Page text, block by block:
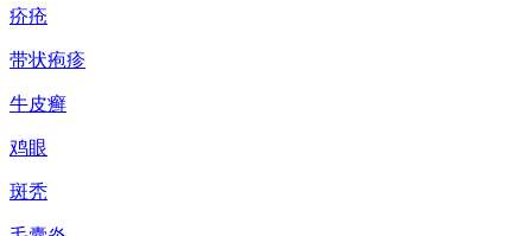
疥疮
带状疱疹
牛皮癣
鸡眼
斑秃